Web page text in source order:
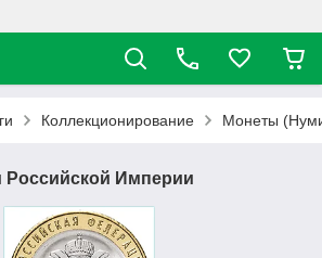
Коллекционирование Монеты
Российской Империи